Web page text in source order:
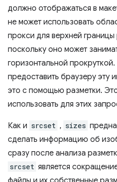
должно отображаться в
не может использовать
прокси для верхней
поскольку оно может
горизонтальной
предоставить браузеру эту
это с помощью разметки.
использовать для этих
Как и srcset , sizes
сделать информацию об
сразу после анализа
srcset является